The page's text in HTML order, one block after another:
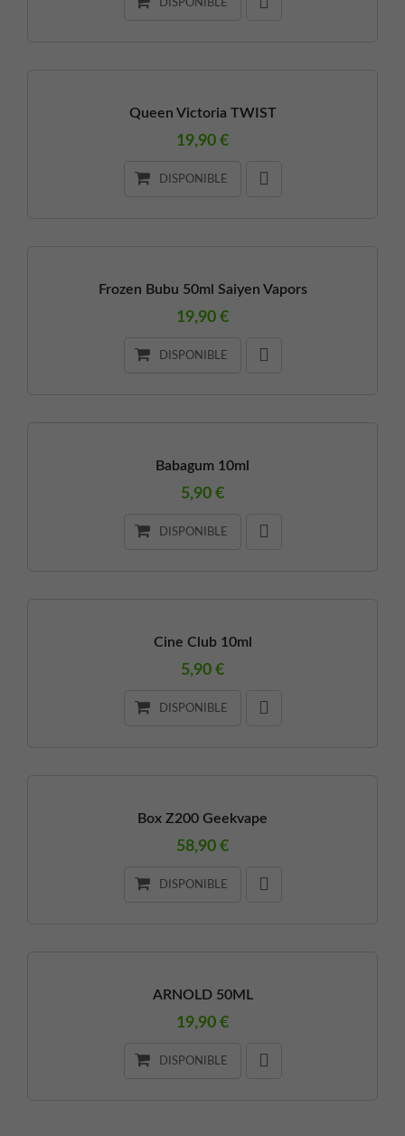
DISPONIBLE
Queen Victoria TWIST
19,90 €
DISPONIBLE
Frozen Bubu 50ml Saiyen Vapors
19,90 €
DISPONIBLE
Babagum 10ml
5,90 €
DISPONIBLE
Cine Club 10ml
5,90 €
DISPONIBLE
Box Z200 Geekvape
58,90 €
DISPONIBLE
ARNOLD 50ML
19,90 €
DISPONIBLE